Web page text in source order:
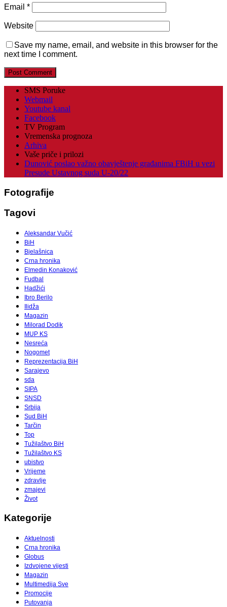
Email *
Website
Save my name, email, and website in this browser for the
next time I comment.
SMS Poruke
Webmail
Youtube kanal
Facebook
TV Program
Vremenska prognoza
Arhiva
Vaše priče i prilozi
Dunović poslao važno obavještenje građanima FBiH u vezi
Presude Ustavnog suda U-20/22
Fotografije
Tagovi
Aleksandar Vučić
BiH
Bjelašnica
Crna hronika
Elmedin Konaković
Fudbal
Hadžići
Ibro Berilo
Ilidža
Magazin
Milorad Dodik
MUP KS
Nesreća
Nogomet
Reprezentacija BiH
Sarajevo
sda
SIPA
SNSD
Srbija
Sud BiH
Tarčin
Top
Tužilaštvo BiH
Tužilaštvo KS
ubistvo
Vrijeme
zdravlje
zmajevi
Život
Kategorije
Aktuelnosti
Crna hronika
Globus
Izdvojene vijesti
Magazin
Multimedija Sve
Promocije
Putovanja